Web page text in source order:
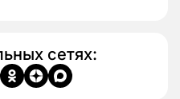
сетях: